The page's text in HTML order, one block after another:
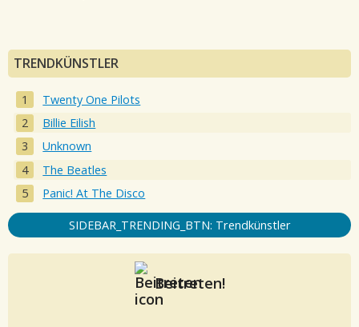
TRENDKÜNSTLER
Twenty One Pilots
Billie Eilish
Unknown
The Beatles
Panic! At The Disco
SIDEBAR_TRENDING_BTN: Trendkünstler
Beitreten!